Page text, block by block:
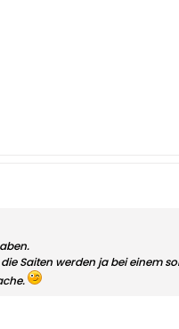
Saiten werden ja bei einem